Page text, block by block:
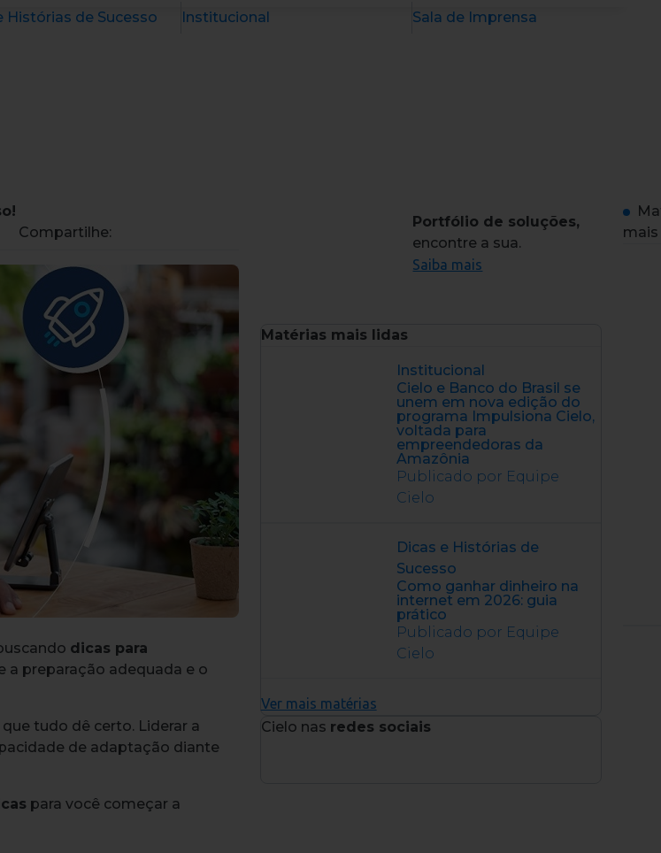
Histórias de Sucesso Institucional
Sala de Imprensa
Compartilhe:
dicas para
a preparação adequada e o
tudo dê certo. Liderar a
de adaptação diante
para você começar a
Portfólio de soluções,
encontre a sua.
Saiba mais
Matérias mais lidas
Institucional
Cielo e Banco do Brasil se
unem em nova edição do
programa Impulsiona Cielo,
voltada para
empreendedoras da
Amazônia
Publicado por Equipe
Cielo
Dicas e Histórias de
Sucesso
Como ganhar dinheiro na
internet em 2026: guia
prático
Publicado por Equipe
Cielo
Ver mais matérias
Cielo nas redes sociais